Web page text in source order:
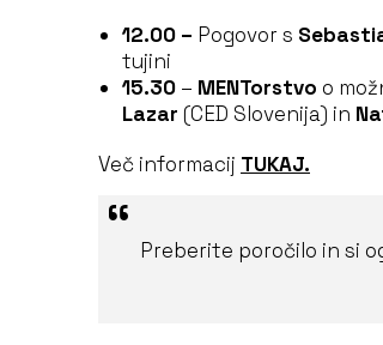
12.00 – Pogovor s
tujini
15.30 – MENTorstvo o
Lazar (CED Slovenija) in
Več informacij TUKAJ.
Preberite poročilo in si